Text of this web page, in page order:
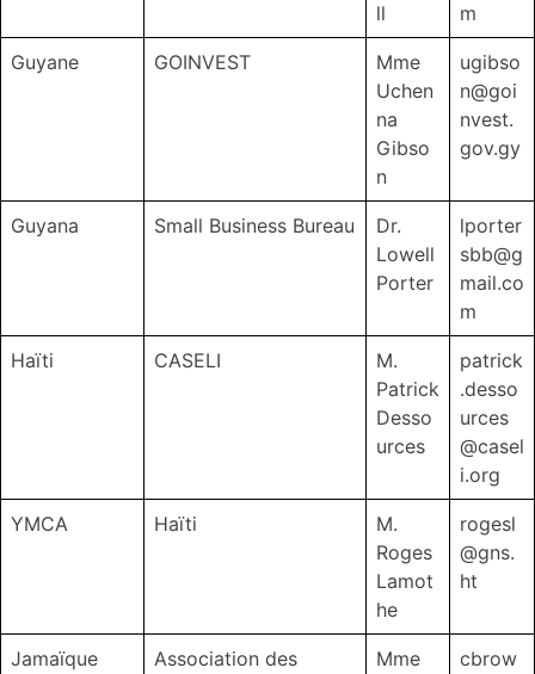
ll
m
Guyane GOINVEST
Mme
Uchen
na
Gibso
n
ugibso
n@goi
nvest.
gov.gy
Guyana Small Business Bureau
Dr.
Lowell
Porter
lporter
sbb@g
mail.co
m
Haïti CASELI
M.
Patrick
Desso
urces
patrick
.desso
urces
@casel
i.org
YMCA Haïti
M.
Roges
Lamot
he
rogesl
@gns.
ht
Jamaïque
Association des
Mme
cbrow